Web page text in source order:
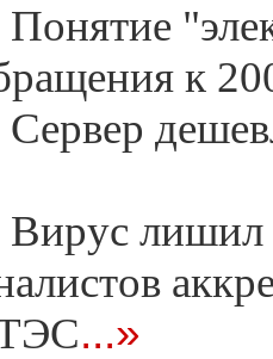
Понятие
к
Сервер
Вирус лишил
...»